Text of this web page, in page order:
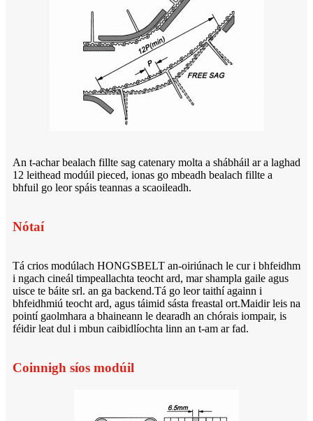
An t-achar bealach fillte sag catenary molta a shábháil ar a laghad
12 leithead modúil pieced, ionas go mbeadh bealach fillte a
bhfuil go leor spáis teannas a scaoileadh.
Nótaí
Tá crios modúlach HONGSBELT an-oiriúnach le cur i bhfeidhm
i ngach cineál timpeallachta teocht ard, mar shampla gaile agus
uisce te báite srl. an ga backend.Tá go leor taithí againn i
bhfeidhmiú teocht ard, agus táimid sásta freastal ort.Maidir leis na
pointí gaolmhara a bhaineann le dearadh an chórais iompair, is
féidir leat dul i mbun caibidlíochta linn an t-am ar fad.
Coinnigh síos modúil